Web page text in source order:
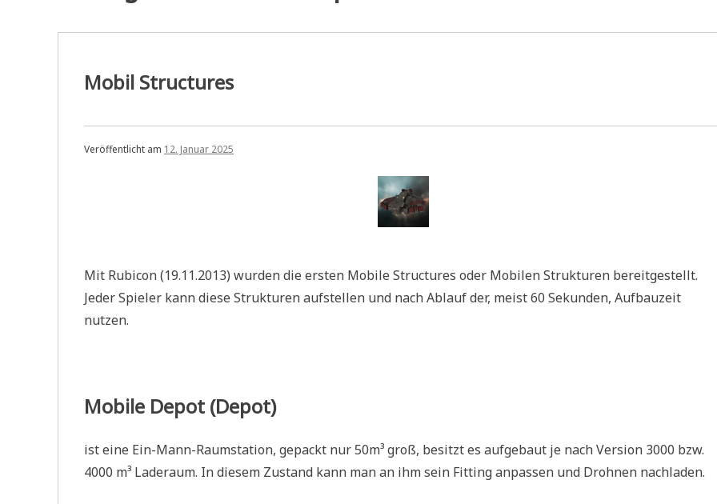
Mobil Structures
Veröffentlicht am 12. Januar 2025
Mit Rubicon (19.11.2013) wurden die ersten Mobile Structures oder Mobilen Strukturen bereitgestellt.
Jeder Spieler kann diese Strukturen aufstellen und nach Ablauf der, meist 60 Sekunden, Aufbauzeit
nutzen.
Mobile Depot (Depot)
ist eine Ein-Mann-Raumstation, gepackt nur 50m³ groß, besitzt es aufgebaut je nach Version 3000 bzw.
4000 m³ Laderaum. In diesem Zustand kann man an ihm sein Fitting anpassen und Drohnen nachladen.